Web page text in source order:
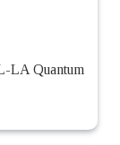
LA Quantum